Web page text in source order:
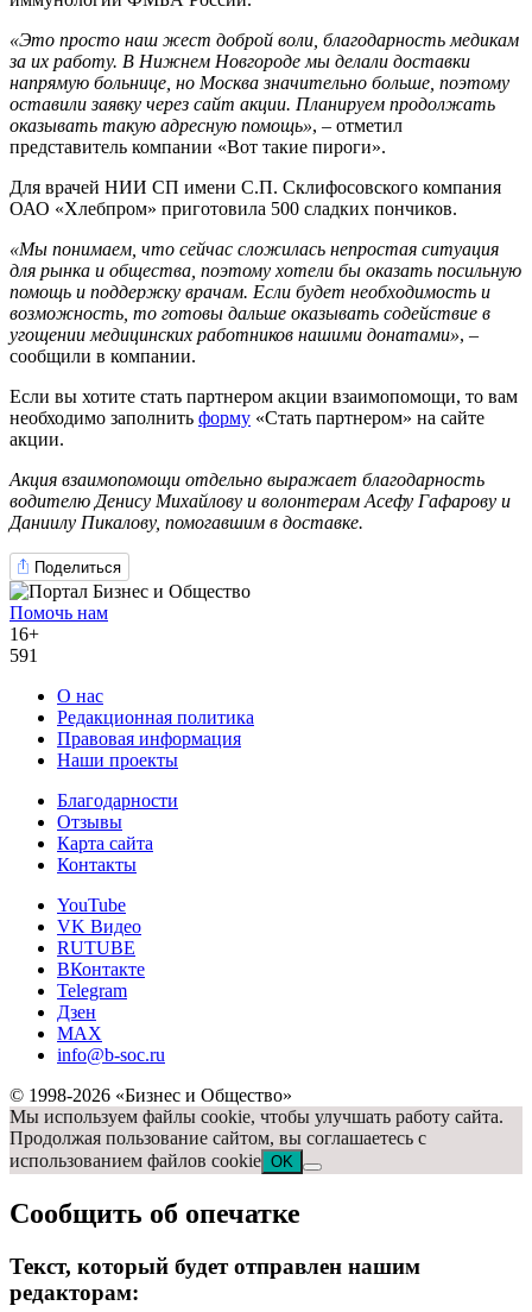
«Это просто наш жест доброй воли, благодарность медикам
за их работу. В Нижнем Новгороде мы делали доставки
напрямую больнице, но Москва значительно больше, поэтому
оставили заявку через сайт акции. Планируем продолжать
оказывать такую адресную помощь», – отметил
представитель компании «Вот такие пироги».
Для врачей НИИ СП имени С.П. Склифосовского компания
ОАО «Хлебпром» приготовила 500 сладких пончиков.
«Мы понимаем, что сейчас сложилась непростая ситуация
для рынка и общества, поэтому хотели бы оказать посильную
помощь и поддержку врачам. Если будет необходимость и
возможность, то готовы дальше оказывать содействие в
угощении медицинских работников нашими донатами», –
сообщили в компании.
Если вы хотите стать партнером акции взаимопомощи, то вам
необходимо заполнить форму «Стать партнером» на сайте
акции.
Акция взаимопомощи отдельно выражает благодарность
водителю Денису Михайлову и волонтерам Асефу Гафарову и
Даниилу Пикалову, помогавшим в доставке.
Поделиться
Помочь нам
16+
591
О нас
Редакционная политика
Правовая информация
Наши проекты
Благодарности
Отзывы
Карта сайта
Контакты
YouTube
VK Видео
RUTUBE
ВКонтакте
Telegram
Дзен
MAX
info@b-soc.ru
© 1998-2026 «Бизнес и Общество»
Мы используем файлы cookie, чтобы улучшать работу сайта.
Продолжая пользование сайтом, вы соглашаетесь с
использованием файлов cookie OK
Сообщить об опечатке
Текст, который будет отправлен нашим
редакторам: